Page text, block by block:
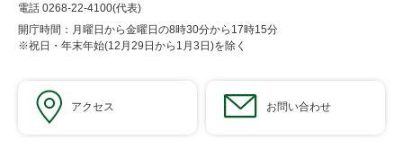
電話 0268-22-4100(代表)
開庁時間：月曜日から金曜日の8時30分から17時15分
※祝日・年末年始(12月29日から1月3日)を除く
アクセス お問い合わせ